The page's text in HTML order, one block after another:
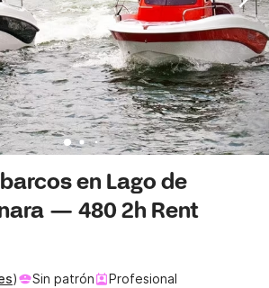
en Lago de
— 480 2h Rent
) Sin patrón
Profesional